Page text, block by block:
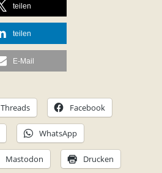
teilen
teilen
E-Mail
Threads Facebook
WhatsApp
Mastodon Drucken